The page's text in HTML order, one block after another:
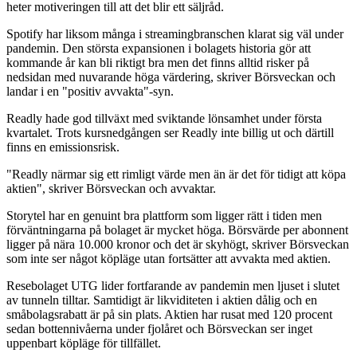
heter motiveringen till att det blir ett säljråd.
Spotify har liksom många i streamingbranschen klarat sig väl under
pandemin. Den största expansionen i bolagets historia gör att
kommande år kan bli riktigt bra men det finns alltid risker på
nedsidan med nuvarande höga värdering, skriver Börsveckan och
landar i en "positiv avvakta"-syn.
Readly hade god tillväxt med sviktande lönsamhet under första
kvartalet. Trots kursnedgången ser Readly inte billig ut och därtill
finns en emissionsrisk.
"Readly närmar sig ett rimligt värde men än är det för tidigt att köpa
aktien", skriver Börsveckan och avvaktar.
Storytel har en genuint bra plattform som ligger rätt i tiden men
förväntningarna på bolaget är mycket höga. Börsvärde per abonnent
ligger på nära 10.000 kronor och det är skyhögt, skriver Börsveckan
som inte ser något köpläge utan fortsätter att avvakta med aktien.
Resebolaget UTG lider fortfarande av pandemin men ljuset i slutet
av tunneln tilltar. Samtidigt är likviditeten i aktien dålig och en
småbolagsrabatt är på sin plats. Aktien har rusat med 120 procent
sedan bottennivåerna under fjolåret och Börsveckan ser inget
uppenbart köpläge för tillfället.